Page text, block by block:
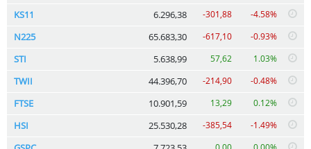
KS11 6.296,38 -301,88 -4.58%
N225 65.683,30 -617,10 -0.93%
STI 5.638,99 57,62 1.03%
TWII 44.396,70 -214,90 -0.48%
FTSE 10.901,59 13,29 0.12%
HSI 25.530,28 -385,54 -1.49%